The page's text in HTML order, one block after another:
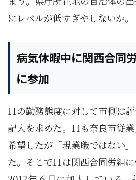
にレベルが低すぎやしないか。
病気休暇中に関西合同
に参加
Ｈの勤務態度に対して市側は
記入を求めた。Ｈも奈良市従
希望したが「現業職ではない
た。そこでＨは関西合同労組